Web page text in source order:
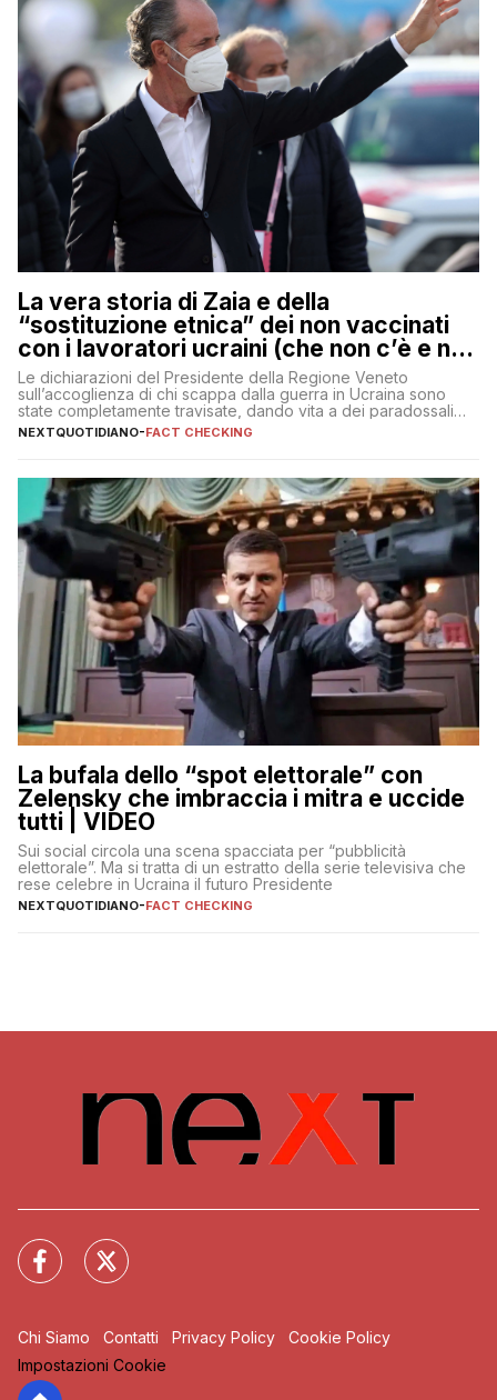
La vera storia di Zaia e della
“sostituzione etnica” dei non vaccinati
con i lavoratori ucraini (che non c’è e non
ci sarà)
Le dichiarazioni del Presidente della Regione Veneto
sull’accoglienza di chi scappa dalla guerra in Ucraina sono
state completamente travisate, dando vita a dei paradossali
falsi che girano sui social
NEXTQUOTIDIANO-FACT CHECKING
La bufala dello “spot elettorale” con
Zelensky che imbraccia i mitra e uccide
tutti | VIDEO
Sui social circola una scena spacciata per “pubblicità
elettorale”. Ma si tratta di un estratto della serie televisiva che
rese celebre in Ucraina il futuro Presidente
NEXTQUOTIDIANO-FACT CHECKING
Chi Siamo Contatti Privacy Policy
Cookie Policy
Impostazioni Cookie